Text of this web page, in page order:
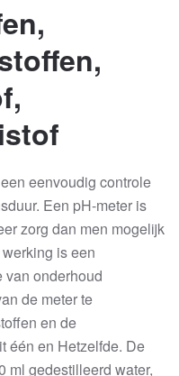
eenvoudig controle
Een pH-meter is
zorg dan men mogelijk
is een
van onderhoud
de meter te
en de
één en Hetzelfde. De
ml gedestilleerd water,